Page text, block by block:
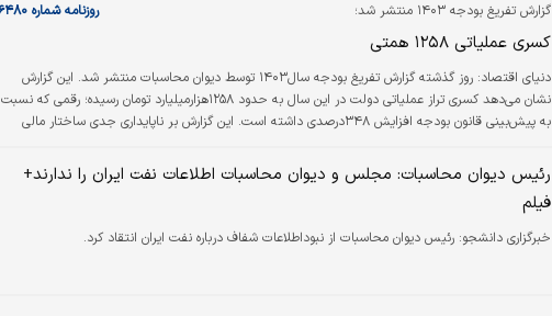
گزارش تفریغ بودجه ۱۴۰۳ منتشر شد؛ روزنامه شماره ۶۴۸۰
کسری عملیاتی ۱۲۵۸ همتی
دنیای اقتصاد:
روز گذشته گزارش تفریغ بودجه سال۱۴۰۳ توسط دیوان محاسبات منتشر شد. این گزارش
نشان می‌دهد کسری تراز عملیاتی دولت در این سال به حدود ۱۲۵۸هزار‌میلیارد تومان رسیده؛ رقمی که نسبت
به پیش‌بینی قانون بودجه افزایش ۳۴۸درصدی داشته است. این گزارش بر ناپایداری جدی ساختار مالی
موتور اصلی تورم تبدیل شده است. مطابق گزارش منتشرشده در بودجه عمومی ناترازی قابل‌توجهی وجود
دارد که ضرورت اصلاح ساختار بودجه را برجسته می‌ک…
رئیس دیوان محاسبات: مجلس و دیوان محاسبات اطلاعات نفت ایران را ندارند+
فیلم
خبرگزاری دانشجو: رئیس دیوان محاسبات از نبوداطلاعات شفاف درباره نفت ایران انتقاد کرد.